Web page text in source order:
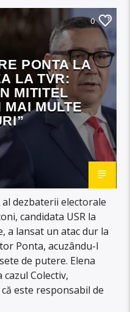
0
PONTA LA
LA TVR:
MITITEL
MAI MULTE
dezbaterii electorale
candidata USR la
a lansat un atac dur la
Ponta, acuzându-l
de putere. Elena
Colectiv,
este responsabil de